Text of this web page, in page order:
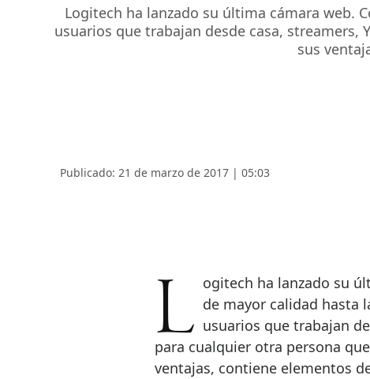
Logitech ha lanzado su última cámara web.
usuarios que trabajan desde casa, streamers,
sus
Publicado: 21 de marzo de 2017 | 05:03
Logitech ha lanzado su última cámara web. Con la experiencia de video de mayor calidad hasta
usuarios que trabajan
para cualquier otra persona
ventajas, contiene elementos